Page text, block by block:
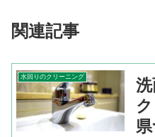
関連記事
水回りのクリーニング